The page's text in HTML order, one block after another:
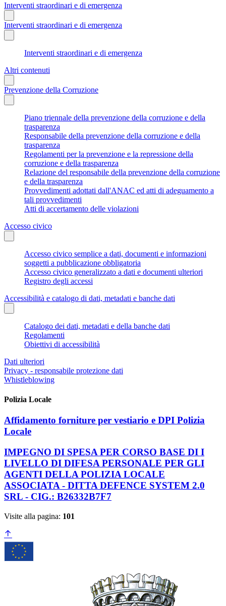
Interventi straordinari e di emergenza
Interventi straordinari e di emergenza
Interventi straordinari e di emergenza
Altri contenuti
Prevenzione della Corruzione
Piano triennale della prevenzione della corruzione e della
trasparenza
Responsabile della prevenzione della corruzione e della
trasparenza
Regolamenti per la prevenzione e la repressione della
corruzione e della trasparenza
Relazione del responsabile della prevenzione della corruzione
e della trasparenza
Provvedimenti adottati dall'ANAC ed atti di adeguamento a
tali provvedimenti
Atti di accertamento delle violazioni
Accesso civico
Accesso civico semplice a dati, documenti e informazioni
soggetti a pubblicazione obbligatoria
Accesso civico generalizzato a dati e documenti ulteriori
Registro degli accessi
Accessibilità e catalogo di dati, metadati e banche dati
Catalogo dei dati, metadati e della banche dati
Regolamenti
Obiettivi di accessibilità
Dati ulteriori
Privacy - responsabile protezione dati
Whistleblowing
Polizia Locale
Affidamento forniture per vestiario e DPI Polizia
Locale
IMPEGNO DI SPESA PER CORSO BASE DI I
LIVELLO DI DIFESA PERSONALE PER GLI
AGENTI DELLA POLIZIA LOCALE
ASSOCIATA - DITTA DEFENCE SYSTEM 2.0
SRL - CIG.: B26332B7F7
Visite alla pagina: 101